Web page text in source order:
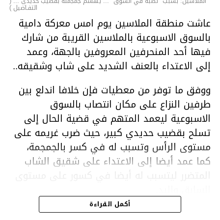
التفـاصيل )
عاشت منطقة الملاسين يوم امس معركة دامية
بالسوق الاسبوعية بالملاسين القريبة من شارك
فيها أحد المنحرفين المعروفين بالجهة، وعمد
إلى الاعتداء بالعنف الشديد على شاب وشقيقه..
ووفق ما توفر من معطيات فإن خلافا اندلع بين
طرفين النزاع على مكان انتصاب بالسوق
الاسبوعية ليعمد المتهم في قضية الحال إلى
تسلح بقضيب حديدي كبير، حيث ضرب غريمه على
مستوى الرأس وتسبب له في كسر بالجمجمة،
كما عمد أيضا إلى الاعتداء على شقيق الشاب
المتضرر ليتسبب له أيضا في كسور على مستوى
هذا وقد تمكن أعوان مركز الأمن الوطني بحي
أكمل القراءة